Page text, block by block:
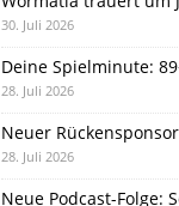
30. Juli 2026
Deine Spielminute:
28. Juli 2026
Neuer Rückensponsor
28. Juli 2026
Neue Podcast-Folge: